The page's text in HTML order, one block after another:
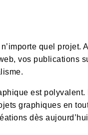
quel projet.
vos publications
est
graphiques en
dès